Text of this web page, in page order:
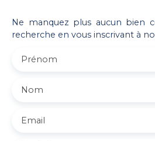
Ne manquez plus aucun bien
recherche en vous inscrivant à
Prénom
Nom
Email